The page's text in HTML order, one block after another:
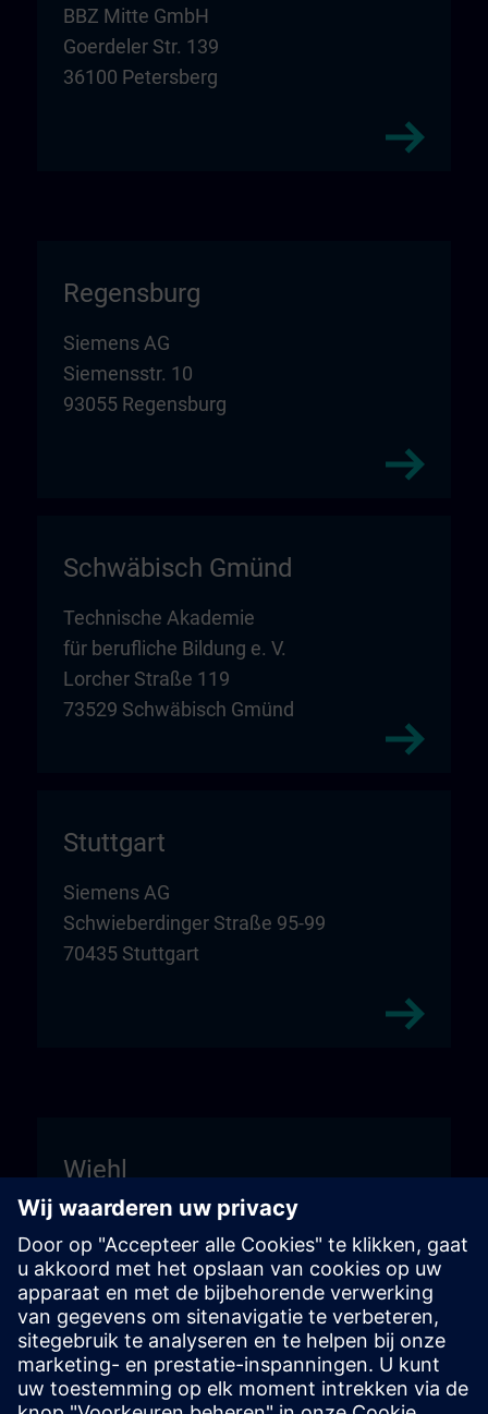
BBZ Mitte GmbH
Goerdeler Str. 139
36100 Petersberg
Regensburg
Siemens AG
Siemensstr. 10
93055 Regensburg
Schwäbisch Gmünd
Technische Akademie
für berufliche Bildung e. V.
Lorcher Straße 119
73529 Schwäbisch Gmünd
Stuttgart
Siemens AG
Schwieberdinger Straße 95-99
70435 Stuttgart
Wiehl
Unitechnik Systems GmbH
Einfahrt Schild "DIGI:LAB"
Fritz-Kotz-Str. 14
51674 Wiehl